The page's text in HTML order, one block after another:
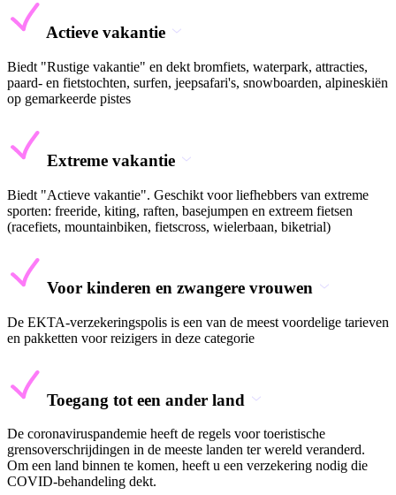
Actieve vakantie
Biedt "Rustige vakantie" en dekt bromfiets, waterpark, attracties,
paard- en fietstochten, surfen, jeepsafari's, snowboarden, alpineskiën
op gemarkeerde pistes
Extreme vakantie
Biedt "Actieve vakantie". Geschikt voor liefhebbers van extreme
sporten: freeride, kiting, raften, basejumpen en extreem fietsen
(racefiets, mountainbiken, fietscross, wielerbaan, biketrial)
Voor kinderen en zwangere vrouwen
De EKTA-verzekeringspolis is een van de meest voordelige tarieven
en pakketten voor reizigers in deze categorie
Toegang tot een ander land
De coronaviruspandemie heeft de regels voor toeristische
grensoverschrijdingen in de meeste landen ter wereld veranderd.
Om een land binnen te komen, heeft u een verzekering nodig die
COVID-behandeling dekt.